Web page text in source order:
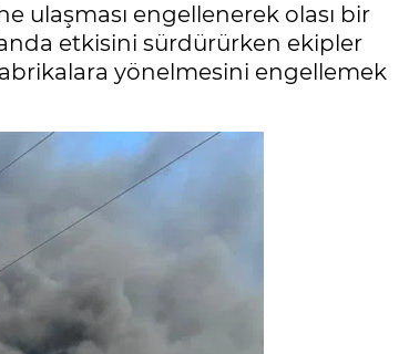
ulaşması engellenerek olası bir
etkisini sürdürürken ekipler
yönelmesini engellemek